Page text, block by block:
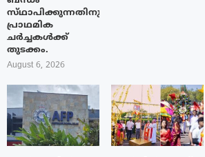
സ്‌ഥാപിക്കുന്നതിനുള്ള
പ്രാഥമിക
ചർച്ചകൾക്ക്
തുടക്കം.
August 6, 2026